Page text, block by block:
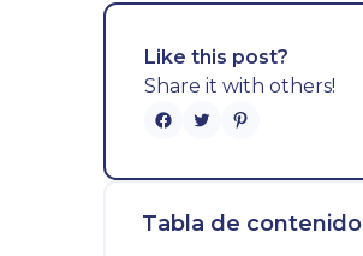
Like this post?
Share it with others!
Tabla de contenido